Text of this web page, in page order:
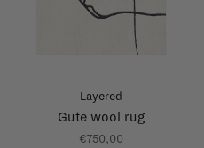
Layered
Gute wool rug
€750,00